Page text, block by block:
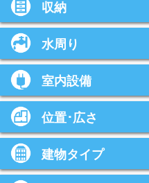
収納
水周り
室内設備
位置･広さ
建物タイプ